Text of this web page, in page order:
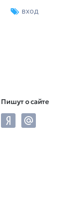
вход
Пишут о сайте